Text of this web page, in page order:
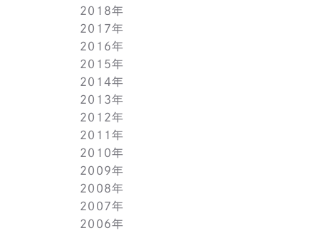
6月(1)
5月(1)
4月(1)
3月(1)
2月(1)
1月(2)
6月(1)
5月(1)
4月(1)
3月(1)
2月(1)
1月(2)
7月(1)
6月(1)
5月(1)
4月(1)
3月(1)
2月(1)
1月(2)
8月(1)
7月(1)
6月(1)
5月(1)
4月(1)
3月(2)
1月(2)
9月(1)
8月(1)
7月(1)
6月(1)
5月(1)
4月(1)
3月(1)
2月(1)
1月(2)
9月(2)
7月(1)
6月(2)
5月(2)
4月(3)
3月(2)
2月(1)
12月(2)
10月(1)
9月(2)
7月(1)
6月(2)
4月(1)
3月(1)
2月(1)
1月(1)
2018年
12月(1)
11月(1)
10月(1)
9月(2)
8月(1)
7月(1)
5月(1)
4月(1)
3月(1)
2月(1)
1月(1)
2017年
12月(1)
11月(1)
10月(1)
9月(1)
8月(1)
7月(1)
6月(1)
5月(1)
4月(1)
3月(1)
2月(1)
2016年
12月(1)
11月(1)
10月(1)
9月(1)
8月(1)
7月(1)
6月(1)
5月(1)
4月(1)
3月(1)
2015年
12月(1)
11月(1)
10月(1)
9月(1)
8月(1)
7月(1)
6月(1)
5月(1)
4月(1)
2014年
12月(1)
11月(1)
10月(1)
9月(1)
8月(1)
7月(1)
6月(1)
5月(1)
2013年
12月(1)
11月(1)
10月(1)
9月(1)
8月(1)
7月(1)
6月(1)
2012年
12月(1)
11月(1)
10月(1)
9月(1)
8月(1)
7月(1)
2011年
12月(1)
11月(1)
10月(1)
9月(1)
8月(1)
2010年
12月(1)
11月(1)
10月(1)
9月(1)
2009年
12月(1)
11月(1)
10月(1)
2008年
12月(1)
11月(1)
2007年
12月(1)
2006年